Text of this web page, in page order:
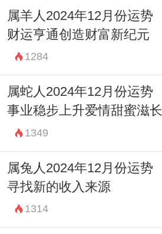
属羊人2024年12月份运势
财运亨通创造财富新纪元
1284
属蛇人2024年12月份运势
事业稳步上升爱情甜蜜滋长
1349
属兔人2024年12月份运势
寻找新的收入来源
1314